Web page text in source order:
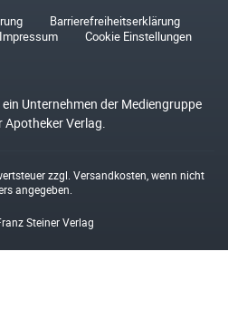
Barrierefreiheitserklärung
Impressum Cookie Einstellungen
Unternehmen der Mediengruppe
Apotheker Verlag.
zzgl. Versandkosten , wenn nicht
angegeben.
Steiner Verlag